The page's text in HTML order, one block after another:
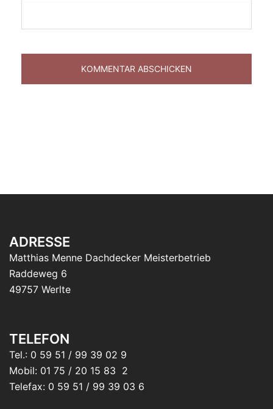
ADRESSE
Matthias Menne Dachdecker Meisterbetrieb
Raddeweg 6
49757 Werlte
TELEFON
Tel.: 0 59 51 / 99 39 02 9
Mobil: 01 75 / 20 15 83 2
Telefax: 0 59 51 / 99 39 03 6